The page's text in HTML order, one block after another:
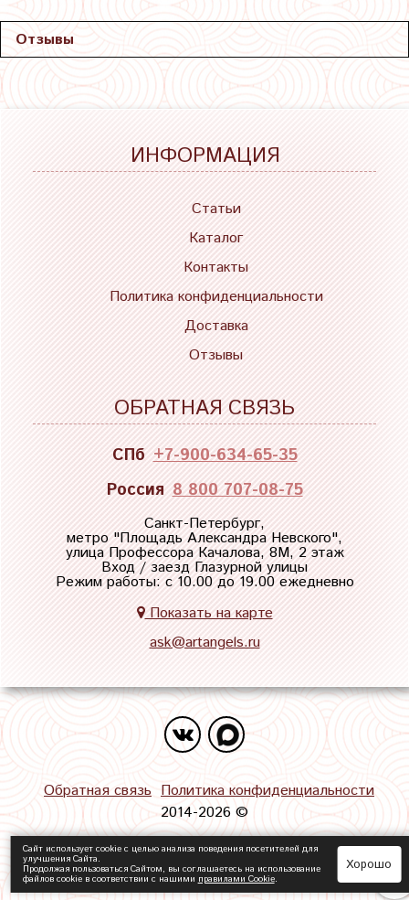
Отзывы
ИНФОРМАЦИЯ
Статьи
Каталог
Контакты
Политика конфиденциальности
Доставка
Отзывы
ОБРАТНАЯ СВЯЗЬ
СПб +7-900-634-65-35
Россия 8 800 707-08-75
Санкт-Петербург,
метро "Площадь Александра Невского",
улица Профессора Качалова, 8М, 2 этаж
Вход / заезд Глазурной улицы
Режим работы: с 10.00 до 19.00 ежедневно
Показать на карте
ask@artangels.ru
Обратная связь Политика конфиденциальности
2014-2026 ©
Сайт использует cookie с целью анализа поведения посетителей для
улучшения Сайта.
Продолжая пользоваться Сайтом, вы соглашаетесь на использование
файлов cookie в соответствии с нашими правилами Сookie.
Хорошо